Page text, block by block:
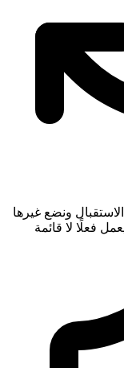
ونضع غيرها
فعلًا لا قائمة